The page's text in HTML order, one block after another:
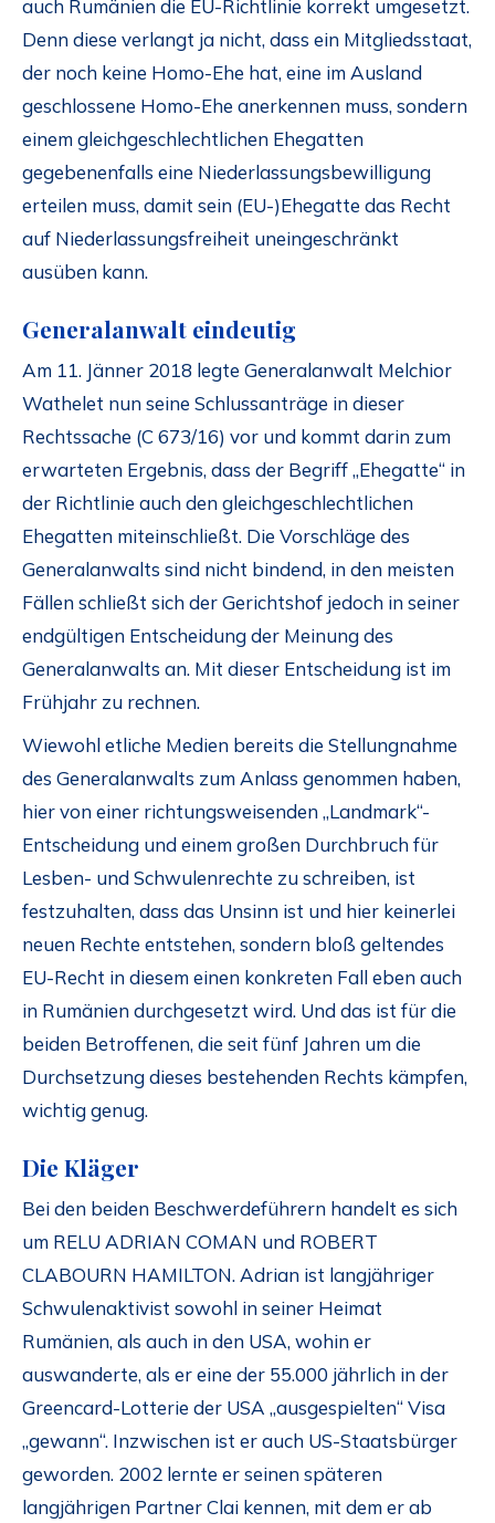
auch Rumänien die EU-Richtlinie korrekt umgesetzt.
Denn diese verlangt ja nicht, dass ein Mitgliedsstaat,
der noch keine Homo-Ehe hat, eine im Ausland
geschlossene Homo-Ehe anerkennen muss, sondern
einem gleichgeschlechtlichen Ehegatten
gegebenenfalls eine Niederlassungsbewilligung
erteilen muss, damit sein (EU-)Ehegatte das Recht
auf Niederlassungsfreiheit uneingeschränkt
ausüben kann.
Generalanwalt eindeutig
Am 11. Jänner 2018 legte Generalanwalt Melchior
Wathelet nun seine Schlussanträge in dieser
Rechtssache (C 673/16) vor und kommt darin zum
erwarteten Ergebnis, dass der Begriff „Ehegatte“ in
der Richtlinie auch den gleichgeschlechtlichen
Ehegatten miteinschließt. Die Vorschläge des
Generalanwalts sind nicht bindend, in den meisten
Fällen schließt sich der Gerichtshof jedoch in seiner
endgültigen Entscheidung der Meinung des
Generalanwalts an. Mit dieser Entscheidung ist im
Frühjahr zu rechnen.
Wiewohl etliche Medien bereits die Stellungnahme
des Generalanwalts zum Anlass genommen haben,
hier von einer richtungsweisenden „Landmark“-
Entscheidung und einem großen Durchbruch für
Lesben- und Schwulenrechte zu schreiben, ist
festzuhalten, dass das Unsinn ist und hier keinerlei
neuen Rechte entstehen, sondern bloß geltendes
EU-Recht in diesem einen konkreten Fall eben auch
in Rumänien durchgesetzt wird. Und das ist für die
beiden Betroffenen, die seit fünf Jahren um die
Durchsetzung dieses bestehenden Rechts kämpfen,
wichtig genug.
Die Kläger
Bei den beiden Beschwerdeführern handelt es sich
um RELU ADRIAN COMAN und ROBERT
CLABOURN HAMILTON. Adrian ist langjähriger
Schwulenaktivist sowohl in seiner Heimat
Rumänien, als auch in den USA, wohin er
auswanderte, als er eine der 55.000 jährlich in der
Greencard-Lotterie der USA „ausgespielten“ Visa
„gewann“. Inzwischen ist er auch US-Staatsbürger
geworden. 2002 lernte er seinen späteren
langjährigen Partner Clai kennen, mit dem er ab